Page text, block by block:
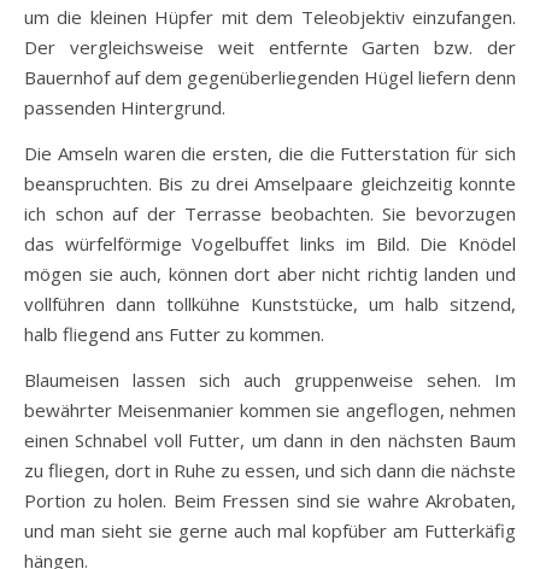
um die kleinen Hüpfer mit dem Teleobjektiv einzufangen.
Der vergleichsweise weit entfernte Garten bzw. der
Bauernhof auf dem gegenüberliegenden Hügel liefern denn
passenden Hintergrund.
Die Amseln waren die ersten, die die Futterstation für sich
beanspruchten. Bis zu drei Amselpaare gleichzeitig konnte
ich schon auf der Terrasse beobachten. Sie bevorzugen
das würfelförmige Vogelbuffet links im Bild. Die Knödel
mögen sie auch, können dort aber nicht richtig landen und
vollführen dann tollkühne Kunststücke, um halb sitzend,
halb fliegend ans Futter zu kommen.
Blaumeisen lassen sich auch gruppenweise sehen. Im
bewährter Meisenmanier kommen sie angeflogen, nehmen
einen Schnabel voll Futter, um dann in den nächsten Baum
zu fliegen, dort in Ruhe zu essen, und sich dann die nächste
Portion zu holen. Beim Fressen sind sie wahre Akrobaten,
und man sieht sie gerne auch mal kopfüber am Futterkäfig
hängen.